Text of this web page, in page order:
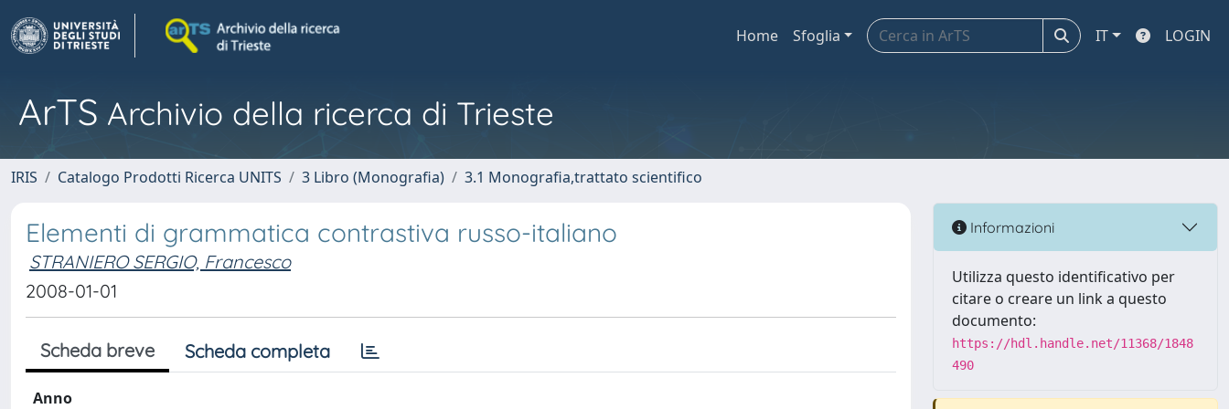
Home Sfoglia IT LOGIN
ArTS Archivio della ricerca di Trieste
IRIS Catalogo Prodotti Ricerca UNITS 3 Libro (Monografia) 3.1 Monografia,trattato scientifico
Elementi di grammatica contrastiva russo-italiano
STRANIERO SERGIO, Francesco
2008-01-01
Scheda breve Scheda completa
Anno
Informazioni
Utilizza questo identificativo per
citare o creare un link a questo
documento:
https://hdl.handle.net/11368/1848
490